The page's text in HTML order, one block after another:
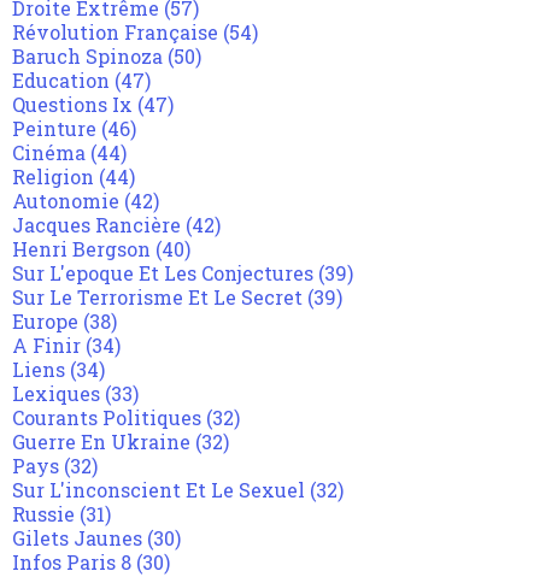
Droite Extrême (57)
Révolution Française (54)
Baruch Spinoza (50)
Education (47)
Questions Ix (47)
Peinture (46)
Cinéma (44)
Religion (44)
Autonomie (42)
Jacques Rancière (42)
Henri Bergson (40)
Sur L'epoque Et Les Conjectures (39)
Sur Le Terrorisme Et Le Secret (39)
Europe (38)
A Finir (34)
Liens (34)
Lexiques (33)
Courants Politiques (32)
Guerre En Ukraine (32)
Pays (32)
Sur L'inconscient Et Le Sexuel (32)
Russie (31)
Gilets Jaunes (30)
Infos Paris 8 (30)